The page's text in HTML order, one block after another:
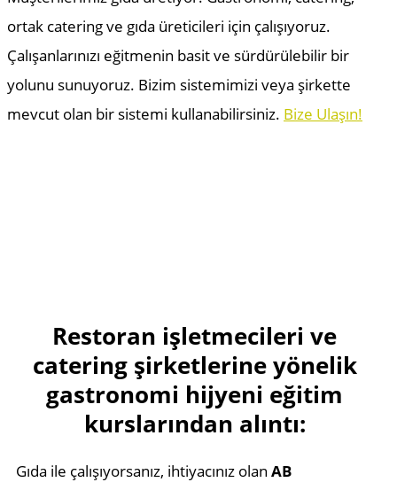
ortak catering ve gıda üreticileri için çalışıyoruz.
Çalışanlarınızı eğitmenin basit ve sürdürülebilir bir
yolunu sunuyoruz. Bizim sistemimizi veya şirkette
mevcut olan bir sistemi kullanabilirsiniz. Bize Ulaşın!
Restoran işletmecileri ve
catering şirketlerine yönelik
gastronomi hijyeni eğitim
kurslarından alıntı:
Gıda ile çalışıyorsanız, ihtiyacınız olan AB